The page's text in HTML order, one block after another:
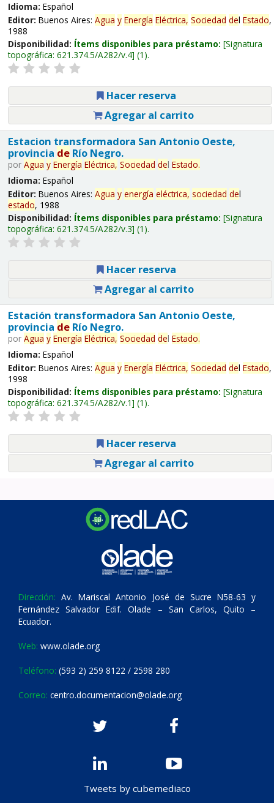
Idioma: Español
Editor: Buenos Aires: Agua y Energía Eléctrica, Sociedad del Estado,
1988
Disponibilidad: Ítems disponibles para préstamo: Signatura
topográfica: 621.374.5/A282/v.4 (1).
Hacer reserva
Agregar al carrito
Estacion transformadora San Antonio Oeste,
provincia deRío Negro.
por Agua y Energía Eléctrica, Sociedad del Estado.
Idioma: Español
Editor: Buenos Aires: Agua y energía eléctrica, sociedad del
estado, 1988
Disponibilidad: Ítems disponibles para préstamo: Signatura
topográfica: 621.374.5/A282/v.3 (1).
Hacer reserva
Agregar al carrito
Estación transformadora San Antonio Oeste,
provincia deRío Negro.
por Agua y Energía Eléctrica, Sociedad del Estado.
Idioma: Español
Editor: Buenos Aires: Agua y Energía Eléctrica, Sociedad del Estado,
1998
Disponibilidad: Ítems disponibles para préstamo: Signatura
topográfica: 621.374.5/A282/v.1 (1).
Hacer reserva
Agregar al carrito
Dirección: Av. Mariscal Antonio José de Sucre N58-63 y
Fernández Salvador Edif. Olade – San Carlos, Quito –
Ecuador.
Web: www.olade.org
Teléfono: (593 2) 259 8122 / 2598 280
Correo: centro.documentacion@olade.org
Tweets by cubemediaco